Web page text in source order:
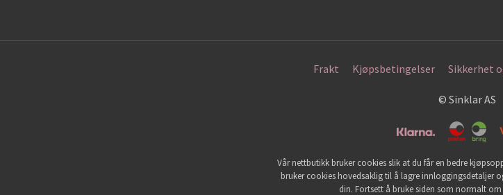
Frakt Kjøpsbetingelser Sikkerhet
© Sinklar AS
Vår nettbutikk bruker cookies slik at du får en bedre
bruker cookies hovedsaklig til å lagre innloggingsdetaljer
din. Fortsett å bruke siden som normalt